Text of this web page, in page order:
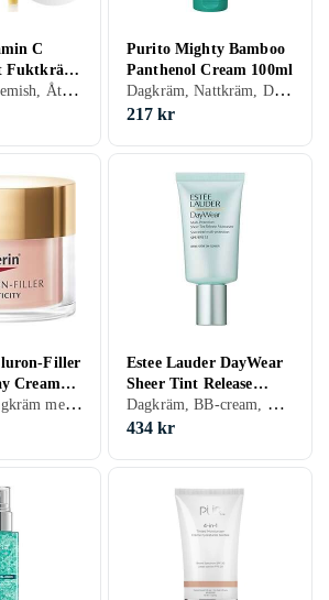
C
Fuktkräm
Dam, Anti-blemish, Återfuktande, Motverkar rynkor, Antioxidant, Mogen
Purito Mighty Bamboo
Panthenol Cream 100ml
Dagkräm, Nattkräm, Dam, Herr, Avslappnande, Mjukgörande, Uppfriskande/Kylande, Återfuktande, Regenererande, Balanserande, Närande, Oljefri, Lugnande, Normal, Blandad, Torr, Fet, Alla, Känslig, Mogen
217 kr
Filler
Cream
50ml
Dagkräm, Dagkräm med SPF, Anti age, Dam, Lyster, Mogen
Estee Lauder DayWear
Sheer Tint Release
Moisturizer SPF15 50ml
Dagkräm, BB-cream, CC-cream, Dagkräm med SPF, Dam, Herr, Uppfriskande/Kylande, Återfuktande, Bronzing, Motverkar rynkor, Antioxidant, Lugnande, Normal, Blandad, Torr, Fet, Alla, Känslig, Mogen
434 kr